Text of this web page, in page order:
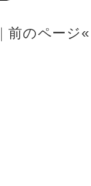
｜前のページ«